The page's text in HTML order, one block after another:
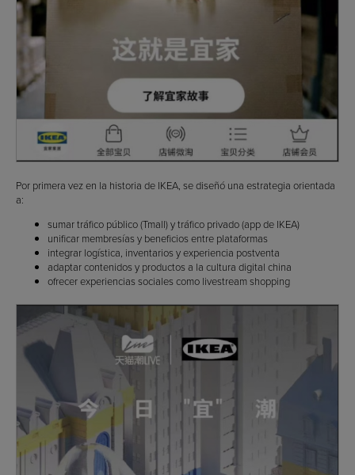
Por primera vez en la historia de IKEA, se diseñó una estrategia orientada
a:
sumar tráfico público (Tmall) y tráfico privado (app de IKEA)
unificar membresías y beneficios entre plataformas
integrar logística, inventarios y experiencia postventa
adaptar contenidos y productos a la cultura digital china
ofrecer experiencias sociales como livestream shopping